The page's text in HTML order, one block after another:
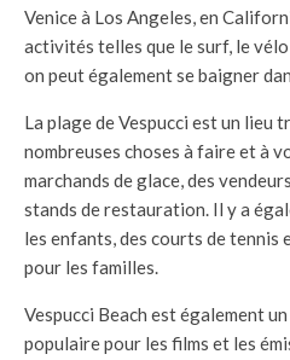
Venice à Los Angeles, en
activités telles que le surf, le
on peut également se baigner
La plage de Vespucci est un lieu
nombreuses choses à faire et à
marchands de glace, des
stands de restauration. Il y a
les enfants, des courts de tennis
pour les familles.
Vespucci Beach est également
populaire pour les films et les